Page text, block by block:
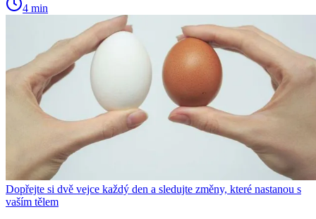
4 min
Dopřejte si dvě vejce každý den a sledujte změny, které nastanou s
vaším tělem